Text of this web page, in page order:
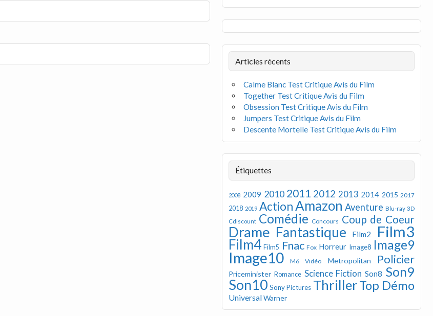
Articles récents
Calme Blanc Test Critique Avis du Film
Together Test Critique Avis du Film
Obsession Test Critique Avis du Film
Jumpers Test Critique Avis du Film
Descente Mortelle Test Critique Avis du Film
Étiquettes
2008 2009 2010 2011 2012 2013 2014 2015 2017
2018 2019 ActionAmazon Aventure Blu-ray 3D
Cdiscount Comédie Concours Coup de Coeur
Drame Fantastique Film2 Film3
Film4 Film5 Fnac Fox Horreur Image8 Image9
Image10 M6 Vidéo Metropolitan Policier
Priceminister Romance Science Fiction Son8 Son9
Son10 Sony Pictures ThrillerTop Démo
UniversalWarner